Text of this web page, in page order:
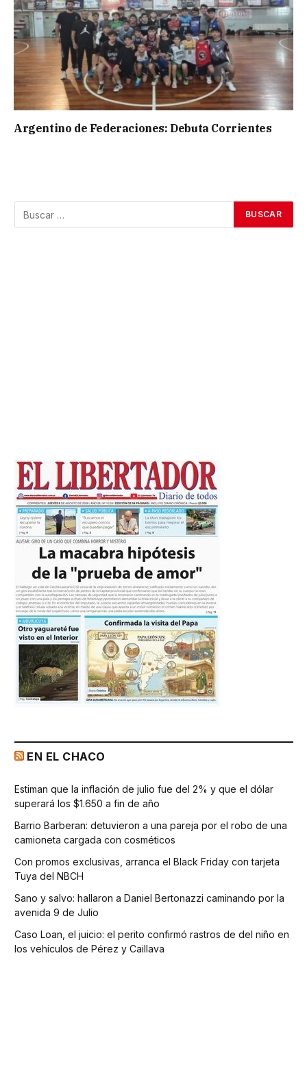
Argentino de Federaciones: Debuta Corrientes
EN EL CHACO
Estiman que la inflación de julio fue del 2% y que el dólar
superará los $1.650 a fin de año
Barrio Barberan: detuvieron a una pareja por el robo de una
camioneta cargada con cosméticos
Con promos exclusivas, arranca el Black Friday con tarjeta
Tuya del NBCH
Sano y salvo: hallaron a Daniel Bertonazzi caminando por la
avenida 9 de Julio
Caso Loan, el juicio: el perito confirmó rastros de del niño en
los vehículos de Pérez y Caillava